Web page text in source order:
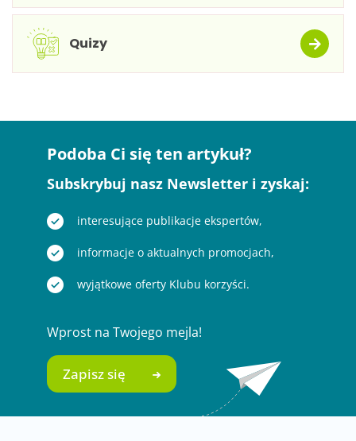
Quizy
Podoba Ci się ten artykuł?
Subskrybuj nasz Newsletter i zyskaj:
interesujące publikacje ekspertów,
informacje o aktualnych promocjach,
wyjątkowe oferty Klubu korzyści.
Wprost na Twojego mejla!
Zapisz się